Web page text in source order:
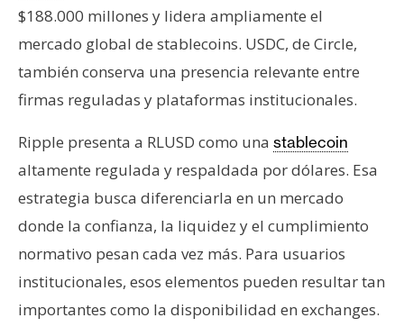
$188.000 millones y lidera ampliamente el
mercado global de stablecoins. USDC, de Circle,
también conserva una presencia relevante entre
firmas reguladas y plataformas institucionales.
Ripple presenta a RLUSD como una stablecoin
altamente regulada y respaldada por dólares. Esa
estrategia busca diferenciarla en un mercado
donde la confianza, la liquidez y el cumplimiento
normativo pesan cada vez más. Para usuarios
institucionales, esos elementos pueden resultar tan
importantes como la disponibilidad en exchanges.